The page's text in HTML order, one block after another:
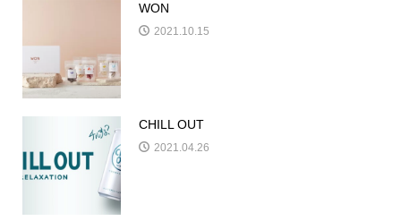
WON
2021.10.15
CHILL OUT
2021.04.26